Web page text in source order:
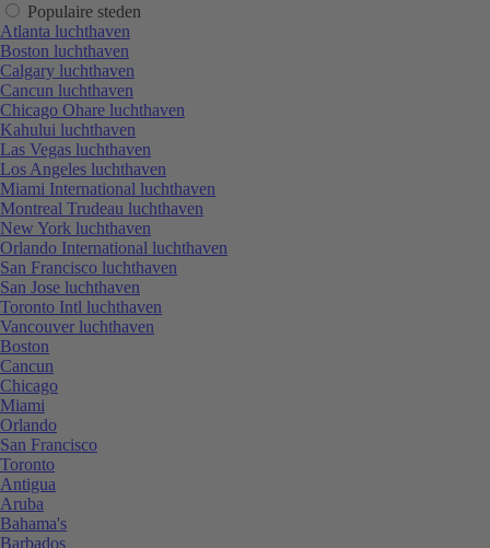
Populaire steden
Atlanta luchthaven
Boston luchthaven
Calgary luchthaven
Cancun luchthaven
Chicago Ohare luchthaven
Kahului luchthaven
Las Vegas luchthaven
Los Angeles luchthaven
Miami International luchthaven
Montreal Trudeau luchthaven
New York luchthaven
Orlando International luchthaven
San Francisco luchthaven
San Jose luchthaven
Toronto Intl luchthaven
Vancouver luchthaven
Boston
Cancun
Chicago
Miami
Orlando
San Francisco
Toronto
Antigua
Aruba
Bahama's
Barbados